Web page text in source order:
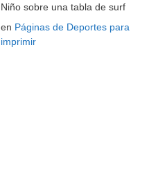
Niño sobre una tabla de surf
en Páginas de Deportes para
imprimir